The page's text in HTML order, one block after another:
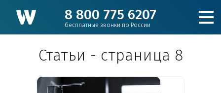
8 800 775 6207
бесплатные звонки по России
Подобрать фильтр
Статьи - cтраница 8